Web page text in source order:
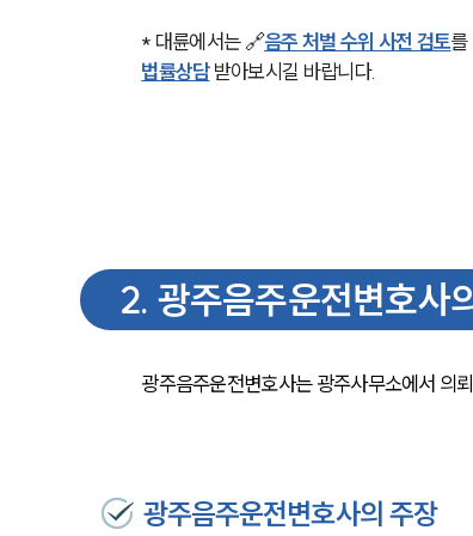
* 대륜에서는 🔗음주 처벌 수위 사전 검토를
법률상담 받아보시길 바랍니다.
2. 광주음주운전변호사
광주음주운전변호사는 광주사무소에서 의
광주음주운전변호사의 주장